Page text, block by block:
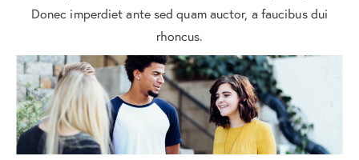
Donec imperdiet ante sed quam auctor, a faucibus dui
rhoncus.